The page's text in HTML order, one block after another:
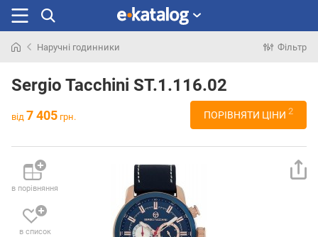
раніше
Наручні годинники Фільтр
Sergio Tacchini ST.1.116.02
від 7 405 грн. ПОРІВНЯТИ ЦІНИ 2
в порівняння
в список